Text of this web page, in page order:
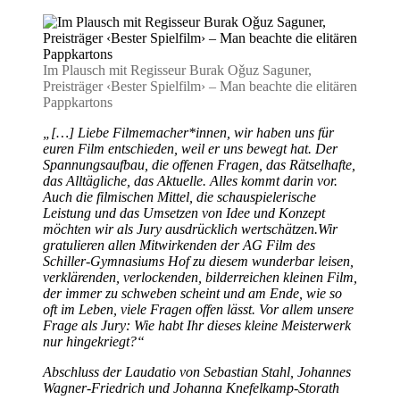
Im Plausch mit Regisseur Burak Oǧuz Saguner,
Preisträger ‹Bester Spielfilm› – Man beachte die elitären
Pappkartons
„[…] Liebe Filmemacher*innen, wir haben uns für
euren Film entschieden, weil er uns bewegt hat. Der
Spannungsaufbau, die offenen Fragen, das Rätselhafte,
das Alltägliche, das Aktuelle. Alles kommt darin vor.
Auch die filmischen Mittel, die schauspielerische
Leistung und das Umsetzen von Idee und Konzept
möchten wir als Jury ausdrücklich wertschätzen.Wir
gratulieren allen Mitwirkenden der AG Film des
Schiller-Gymnasiums Hof zu diesem wunderbar leisen,
verklärenden, verlockenden, bilderreichen kleinen Film,
der immer zu schweben scheint und am Ende, wie so
oft im Leben, viele Fragen offen lässt. Vor allem unsere
Frage als Jury: Wie habt Ihr dieses kleine Meisterwerk
nur hingekriegt?“
Abschluss der Laudatio von Sebastian Stahl, Johannes
Wagner-Friedrich und Johanna Knefelkamp-Storath